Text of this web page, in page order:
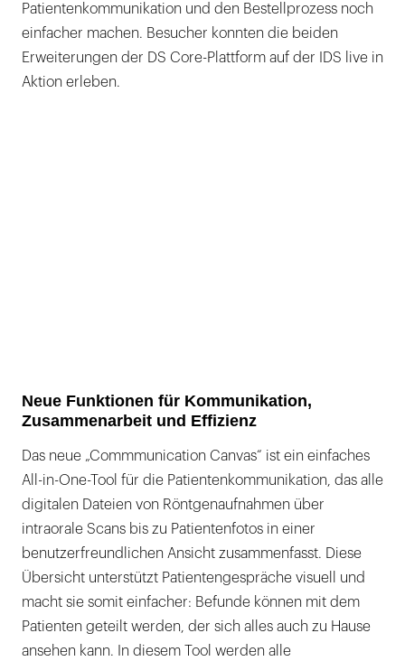
Patientenkommunikation und den Bestellprozess noch
einfacher machen. Besucher konnten die beiden
Erweiterungen der DS Core-Plattform auf der IDS live in
Aktion erleben.
Neue Funktionen für Kommunikation,
Zusammenarbeit und Effizienz
Das neue „Commmunication Canvas“ ist ein einfaches
All-in-One-Tool für die Patientenkommunikation, das alle
digitalen Dateien von Röntgenaufnahmen über
intraorale Scans bis zu Patientenfotos in einer
benutzerfreundlichen Ansicht zusammenfasst. Diese
Übersicht unterstützt Patientengespräche visuell und
macht sie somit einfacher: Befunde können mit dem
Patienten geteilt werden, der sich alles auch zu Hause
ansehen kann. In diesem Tool werden alle